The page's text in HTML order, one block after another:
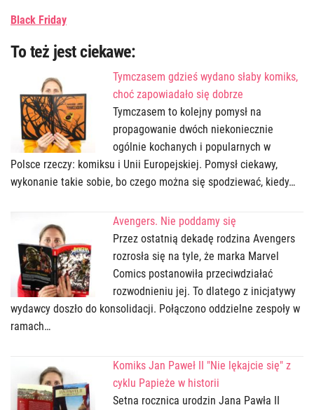
Black Friday
To też jest ciekawe:
Tymczasem gdzieś wydano słaby komiks,
choć zapowiadało się dobrze
Tymczasem to kolejny pomysł na
propagowanie dwóch niekoniecznie
ogólnie kochanych i popularnych w
Polsce rzeczy: komiksu i Unii Europejskiej. Pomysł ciekawy,
wykonanie takie sobie, bo czego można się spodziewać, kiedy…
Avengers. Nie poddamy się
Przez ostatnią dekadę rodzina Avengers
rozrosła się na tyle, że marka Marvel
Comics postanowiła przeciwdziałać
rozwodnieniu jej. To dlatego z inicjatywy
wydawcy doszło do konsolidacji. Połączono oddzielne zespoły w
ramach…
Komiks Jan Paweł II "Nie lękajcie się" z
cyklu Papieże w historii
Setna rocznica urodzin Jana Pawła II